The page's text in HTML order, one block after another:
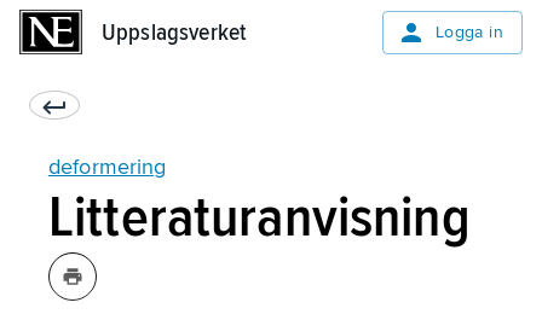
Uppslagsverket Logga in
deformering
Litteraturanvisning